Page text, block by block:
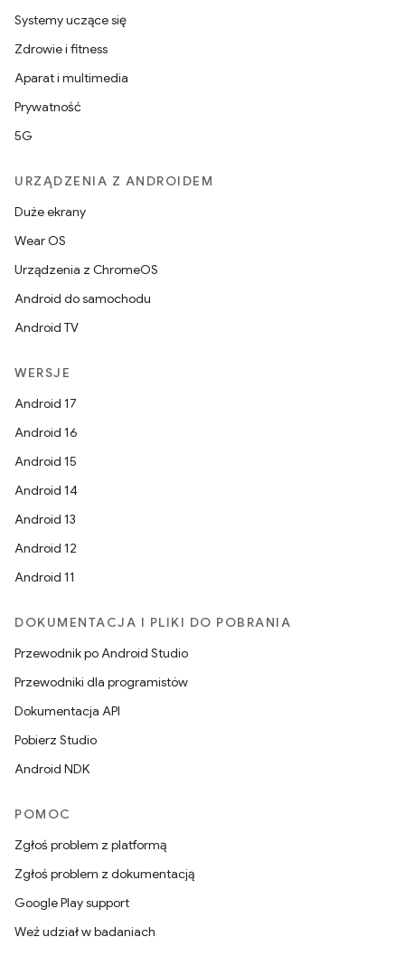
Systemy uczące się
Zdrowie i fitness
Aparat i multimedia
Prywatność
5G
URZĄDZENIA Z ANDROIDEM
Duże ekrany
Wear OS
Urządzenia z ChromeOS
Android do samochodu
Android TV
WERSJE
Android 17
Android 16
Android 15
Android 14
Android 13
Android 12
Android 11
DOKUMENTACJA I PLIKI DO POBRANIA
Przewodnik po Android Studio
Przewodniki dla programistów
Dokumentacja API
Pobierz Studio
Android NDK
POMOC
Zgłoś problem z platformą
Zgłoś problem z dokumentacją
Google Play support
Weź udział w badaniach